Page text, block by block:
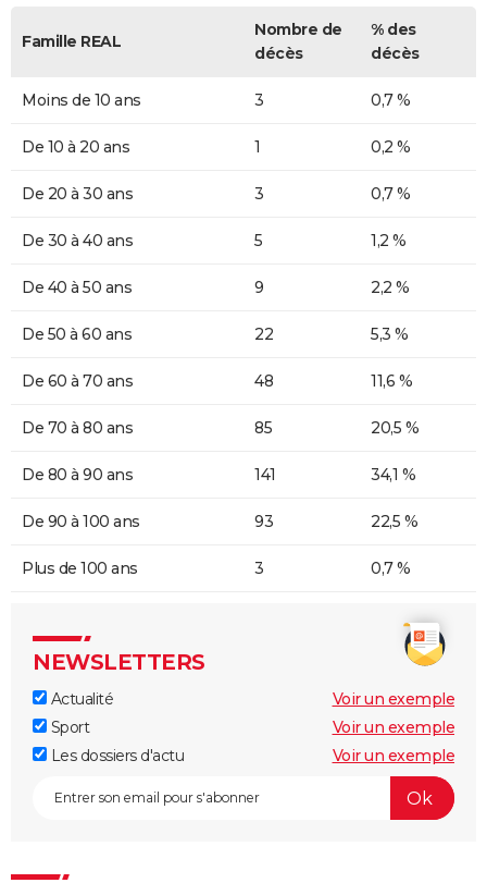
Famille REAL
Nombre de
décès
% des
décès
Moins de 10 ans 3 0,7 %
De 10 à 20 ans 1 0,2 %
De 20 à 30 ans 3 0,7 %
De 30 à 40 ans 5 1,2 %
De 40 à 50 ans 9 2,2 %
De 50 à 60 ans 22 5,3 %
De 60 à 70 ans 48 11,6 %
De 70 à 80 ans 85 20,5 %
De 80 à 90 ans 141 34,1 %
De 90 à 100 ans 93 22,5 %
Plus de 100 ans 3 0,7 %
NEWSLETTERS
Actualité
Voir un exemple
Sport
Voir un exemple
Les dossiers d'actu
Voir un exemple